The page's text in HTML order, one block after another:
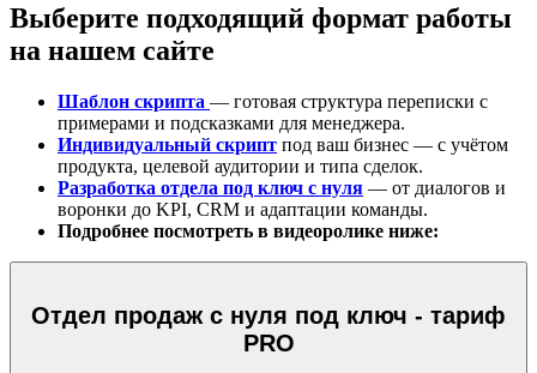
Выберите подходящий формат работы
на нашем сайте
Шаблон скрипта — готовая структура переписки с
примерами и подсказками для менеджера.
Индивидуальный скрипт под ваш бизнес — с учётом
продукта, целевой аудитории и типа сделок.
Разработка отдела под ключ с нуля — от диалогов и
воронки до KPI, CRM и адаптации команды.
Подробнее посмотреть в видеоролике ниже:
Отдел продаж с нуля под ключ - тариф
PRO